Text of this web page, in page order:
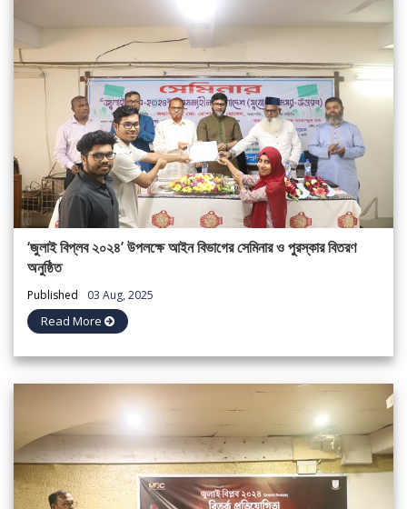
‘জুলাই বিপ্লব ২০২৪’ উপলক্ষে আইন বিভাগের সেমিনার ও পুরস্কার বিতরণ
অনুষ্ঠিত
Published 03 Aug, 2025
Read More